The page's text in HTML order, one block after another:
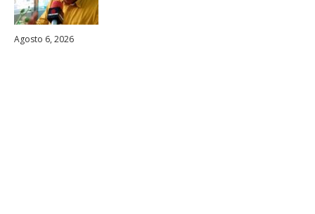
Agosto 6, 2026